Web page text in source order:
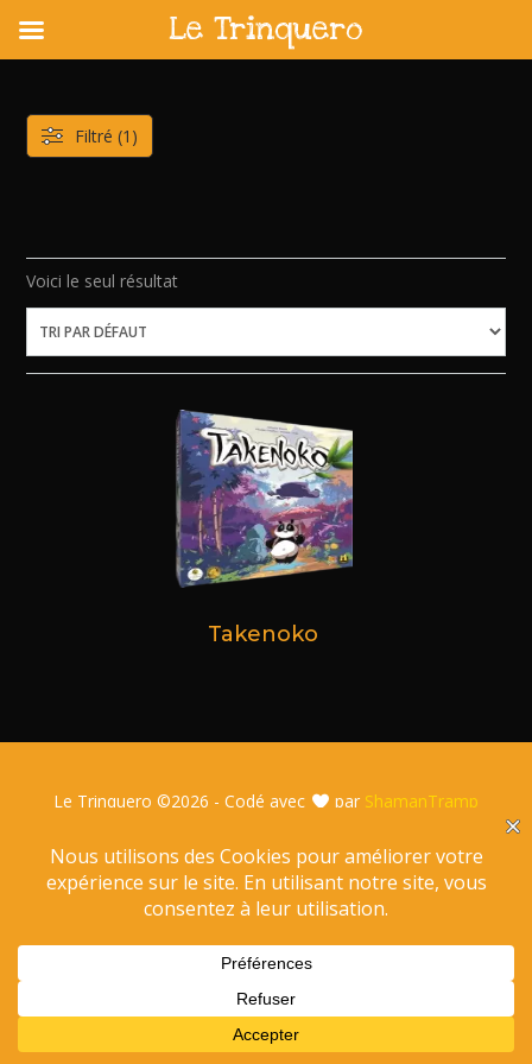
content
Voici le seul résultat
Takenoko
Filtré (1)
Le Trinquero ©2026 - Codé avec par ShamanTramp
Le Trinquero